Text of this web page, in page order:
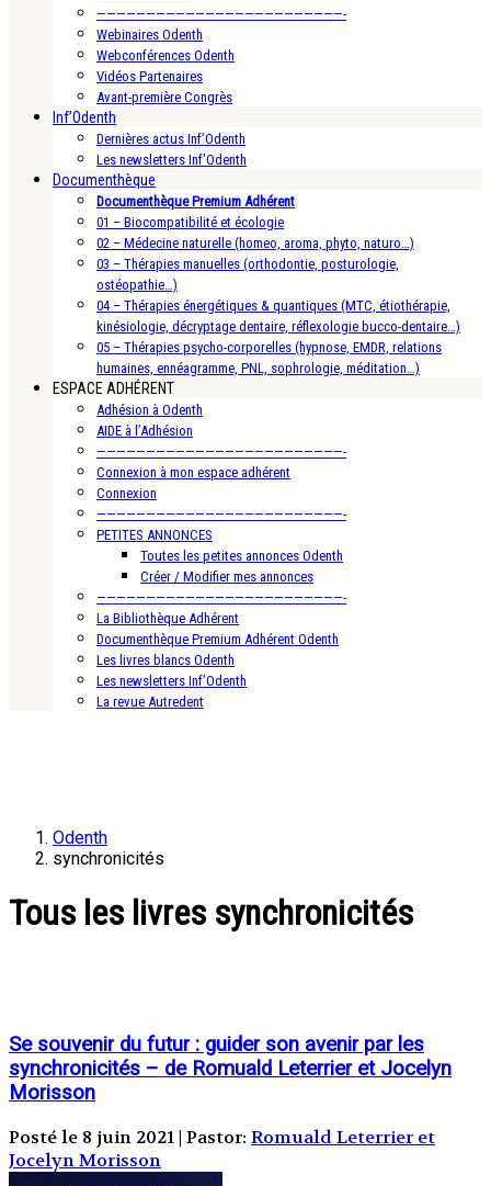
—————————————————————————-
Webinaires Odenth
Webconférences Odenth
Vidéos Partenaires
Avant-première Congrès
Inf’Odenth
Dernières actus Inf’Odenth
Les newsletters Inf’Odenth
Documenthèque
Documenthèque Premium Adhérent
01 – Biocompatibilité et écologie
02 – Médecine naturelle (homeo, aroma, phyto, naturo…)
03 – Thérapies manuelles (orthodontie, posturologie,
ostéopathie…)
04 – Thérapies énergétiques & quantiques (MTC, étiothérapie,
kinésiologie, décryptage dentaire, réflexologie bucco-dentaire…)
05 – Thérapies psycho-corporelles (hypnose, EMDR, relations
humaines, ennéagramme, PNL, sophrologie, méditation…)
ESPACE ADHÉRENT
Adhésion à Odenth
AIDE à l’Adhésion
—————————————————————————-
Connexion à mon espace adhérent
Connexion
—————————————————————————-
PETITES ANNONCES
Toutes les petites annonces Odenth
Créer / Modifier mes annonces
—————————————————————————-
La Bibliothèque Adhérent
Documenthèque Premium Adhérent Odenth
Les livres blancs Odenth
Les newsletters Inf’Odenth
La revue Autredent
Odenth
synchronicités
Tous les livres synchronicités
Se souvenir du futur : guider son avenir par les
synchronicités – de Romuald Leterrier et Jocelyn
Morisson
Posté le 8 juin 2021 | Pastor: Romuald Leterrier et
Jocelyn Morisson